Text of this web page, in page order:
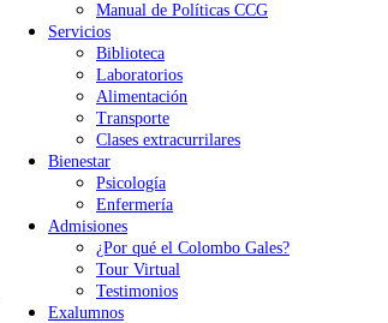
Manual de Políticas CCG
Servicios
Biblioteca
Laboratorios
Alimentación
Transporte
Clases extracurrilares
Bienestar
Psicología
Enfermería
Admisiones
¿Por qué el Colombo Gales?
Tour Virtual
Testimonios
Exalumnos